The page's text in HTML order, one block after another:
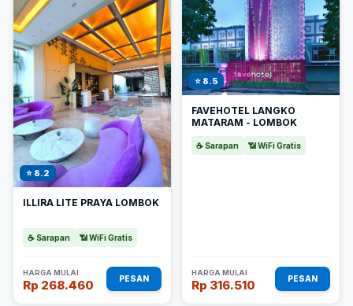
⭐ 8.2
ILLIRA LITE PRAYA LOMBOK
☕ Sarapan 📶 WiFi Gratis
HARGA MULAI
Rp 268.460 PESAN
⭐ 8.5
FAVEHOTEL LANGKO
MATARAM - LOMBOK
☕ Sarapan 📶 WiFi Gratis
HARGA MULAI
Rp 316.510 PESAN